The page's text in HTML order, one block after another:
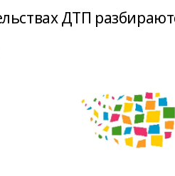
ДТП